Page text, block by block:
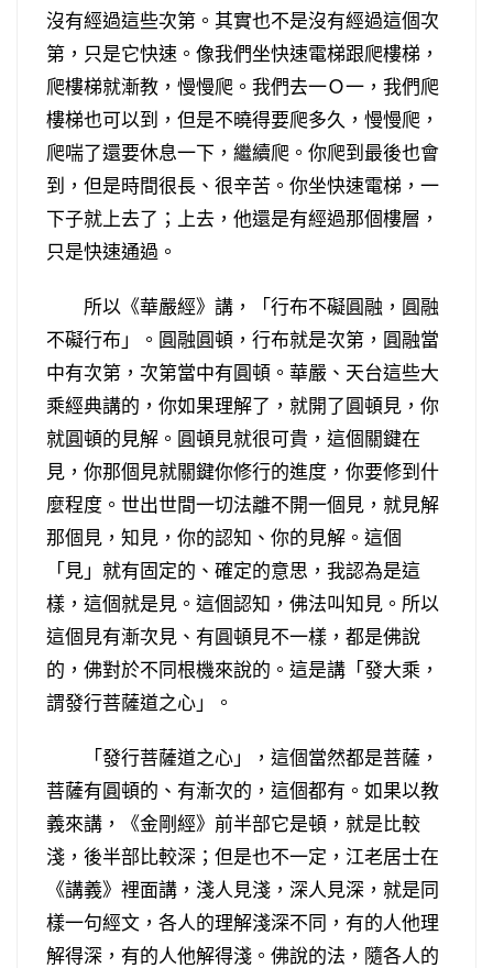
沒有經過這些次第。其實也不是沒有經過這個次
第，只是它快速。像我們坐快速電梯跟爬樓梯，
爬樓梯就漸教，慢慢爬。我們去一Ｏ一，我們爬
樓梯也可以到，但是不曉得要爬多久，慢慢爬，
爬喘了還要休息一下，繼續爬。你爬到最後也會
到，但是時間很長、很辛苦。你坐快速電梯，一
下子就上去了；上去，他還是有經過那個樓層，
只是快速通過。
所以《華嚴經》講，「行布不礙圓融，圓融
不礙行布」。圓融圓頓，行布就是次第，圓融當
中有次第，次第當中有圓頓。華嚴、天台這些大
乘經典講的，你如果理解了，就開了圓頓見，你
就圓頓的見解。圓頓見就很可貴，這個關鍵在
見，你那個見就關鍵你修行的進度，你要修到什
麼程度。世出世間一切法離不開一個見，就見解
那個見，知見，你的認知、你的見解。這個
「見」就有固定的、確定的意思，我認為是這
樣，這個就是見。這個認知，佛法叫知見。所以
這個見有漸次見、有圓頓見不一樣，都是佛說
的，佛對於不同根機來說的。這是講「發大乘，
謂發行菩薩道之心」。
「發行菩薩道之心」，這個當然都是菩薩，
菩薩有圓頓的、有漸次的，這個都有。如果以教
義來講，《金剛經》前半部它是頓，就是比較
淺，後半部比較深；但是也不一定，江老居士在
《講義》裡面講，淺人見淺，深人見深，就是同
樣一句經文，各人的理解淺深不同，有的人他理
解得深，有的人他解得淺。佛說的法，隨各人的